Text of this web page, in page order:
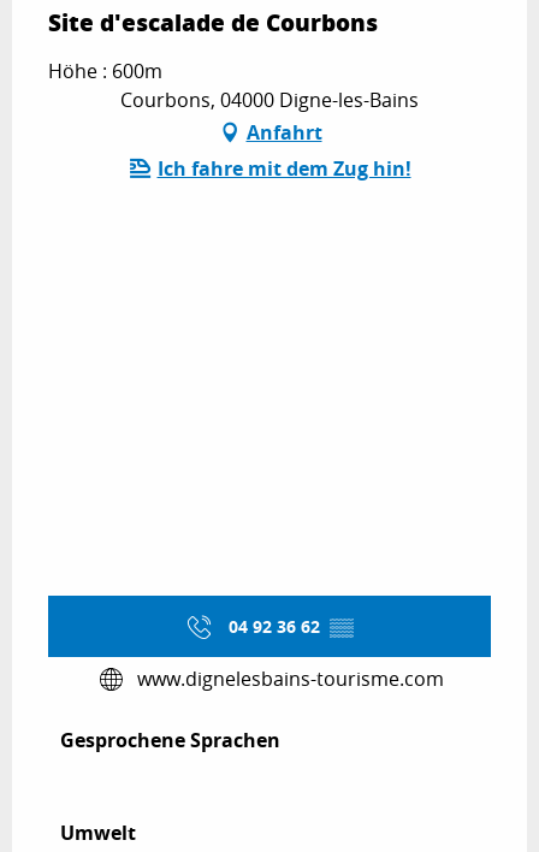
Site d'escalade de Courbons
Höhe : 600m
Courbons, 04000 Digne-les-Bains
Anfahrt
Ich fahre mit dem Zug hin!
04 92 36 62 ▒▒
www.dignelesbains-tourisme.com
Gesprochene Sprachen
Gesprochene Sprachen
Umwelt
Umwelt